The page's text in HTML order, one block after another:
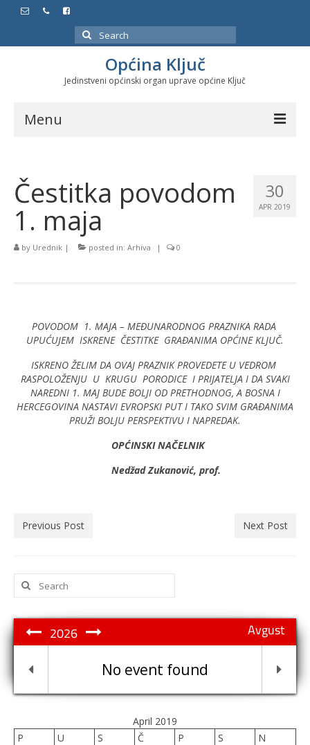
Search
for:
Općina Ključ
Jedinstveni općinski organ uprave općine Ključ
Menu
Službeni glasnici
Javne nabavke
Značajni datumi i manifestacije
30
APR 2019
Čestitka povodom
1. maja
by Urednik | posted in: Arhiva | 0
POVODOM 1. MAJA – MEĐUNARODNOG PRAZNIKA RADA
UPUĆUJEM ISKRENE ČESTITKE GRAĐANIMA OPĆINE KLJUČ.
ISKRENO ŽELIM DA OVAJ PRAZNIK PROVEDETE U VEDROM
RASPOLOŽENJU U KRUGU PORODICE I PRIJATELJA I DA SVAKI
NAREDNI 1. MAJ BUDE BOLJI OD PRETHODNOG, A BOSNA I
HERCEGOVINA NASTAVI EVROPSKI PUT I TAKO SVIM GRAĐANIMA
PRUŽI BOLJU PERSPEKTIVU I NAPREDAK.
OPĆINSKI NAČELNIK
Nedžad Zukanović, prof.
Previous Post Next Post
Search
for:
Avgust
2026
No event found
April 2019
P
U S Č P S
N